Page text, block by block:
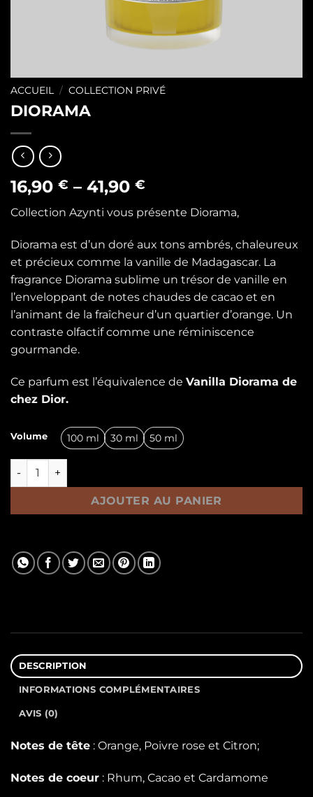
ACCUEIL / COLLECTION PRIVÉ
DIORAMA
16,90 € – 41,90 €
Collection Azynti vous présente Diorama,
Diorama est d’un doré aux tons ambrés, chaleureux
et précieux comme la vanille de Madagascar. La
fragrance Diorama sublime un trésor de vanille en
l’enveloppant de notes chaudes de cacao et en
l’animant de la fraîcheur d’un quartier d’orange. Un
contraste olfactif comme une réminiscence
gourmande.
Ce parfum est l’équivalence de Vanilla Diorama de
chez Dior.
Volume 100 ml 30 ml 50 ml
quantité de DIORAMA
AJOUTER AU PANIER
DESCRIPTION
INFORMATIONS COMPLÉMENTAIRES
AVIS (0)
Notes de tête : Orange, Poivre rose et Citron;
Notes de coeur : Rhum, Cacao et Cardamome